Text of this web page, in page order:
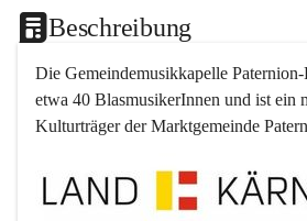
Beschreibung
Die Gemeindemusikkapelle Paternion-
etwa 40 BlasmusikerInnen und ist ein
Kulturträger der Marktgemeinde